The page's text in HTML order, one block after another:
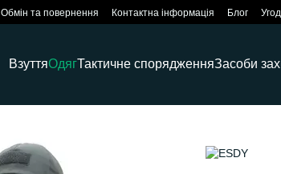
Обмін та повернення Контактна інформація Блог
ВзуттяОдягТактичне спорядженняЗасоби